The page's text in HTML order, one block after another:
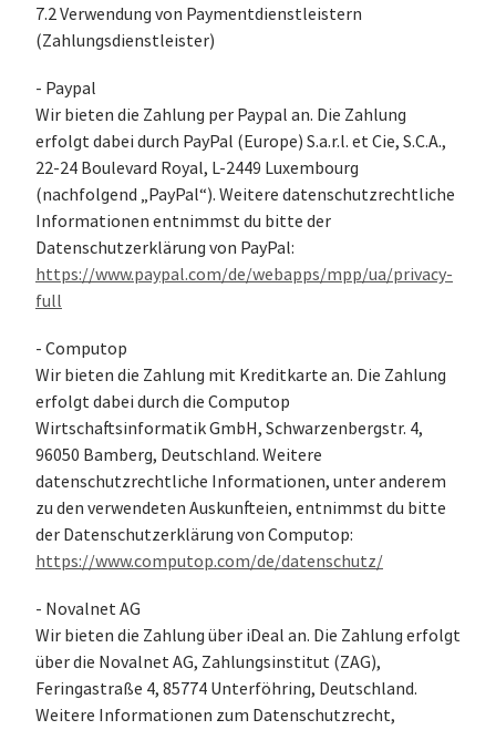
7.2 Verwendung von Paymentdienstleistern
(Zahlungsdienstleister)
- Paypal
Wir bieten die Zahlung per Paypal an. Die Zahlung
erfolgt dabei durch PayPal (Europe) S.a.r.l. et Cie, S.C.A.,
22-24 Boulevard Royal, L-2449 Luxembourg
(nachfolgend „PayPal“). Weitere datenschutzrechtliche
Informationen entnimmst du bitte der
Datenschutzerklärung von PayPal:
https://www.paypal.com/de/webapps/mpp/ua/privacy-
full
- Computop
Wir bieten die Zahlung mit Kreditkarte an. Die Zahlung
erfolgt dabei durch die Computop
Wirtschaftsinformatik GmbH, Schwarzenbergstr. 4,
96050 Bamberg, Deutschland. Weitere
datenschutzrechtliche Informationen, unter anderem
zu den verwendeten Auskunfteien, entnimmst du bitte
der Datenschutzerklärung von Computop:
https://www.computop.com/de/datenschutz/
- Novalnet AG
Wir bieten die Zahlung über iDeal an. Die Zahlung erfolgt
über die Novalnet AG, Zahlungsinstitut (ZAG),
Feringastraße 4, 85774 Unterföhring, Deutschland.
Weitere Informationen zum Datenschutzrecht,